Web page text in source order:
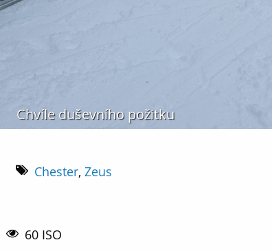
Chvíle duševního požitku
Chester, Zeus
60 ISO